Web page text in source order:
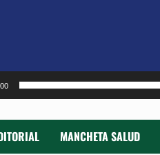
MANCHETA SALUD